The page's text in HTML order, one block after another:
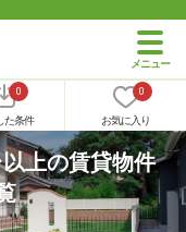
0
た条件
0
お気に入り
上の賃貸物件